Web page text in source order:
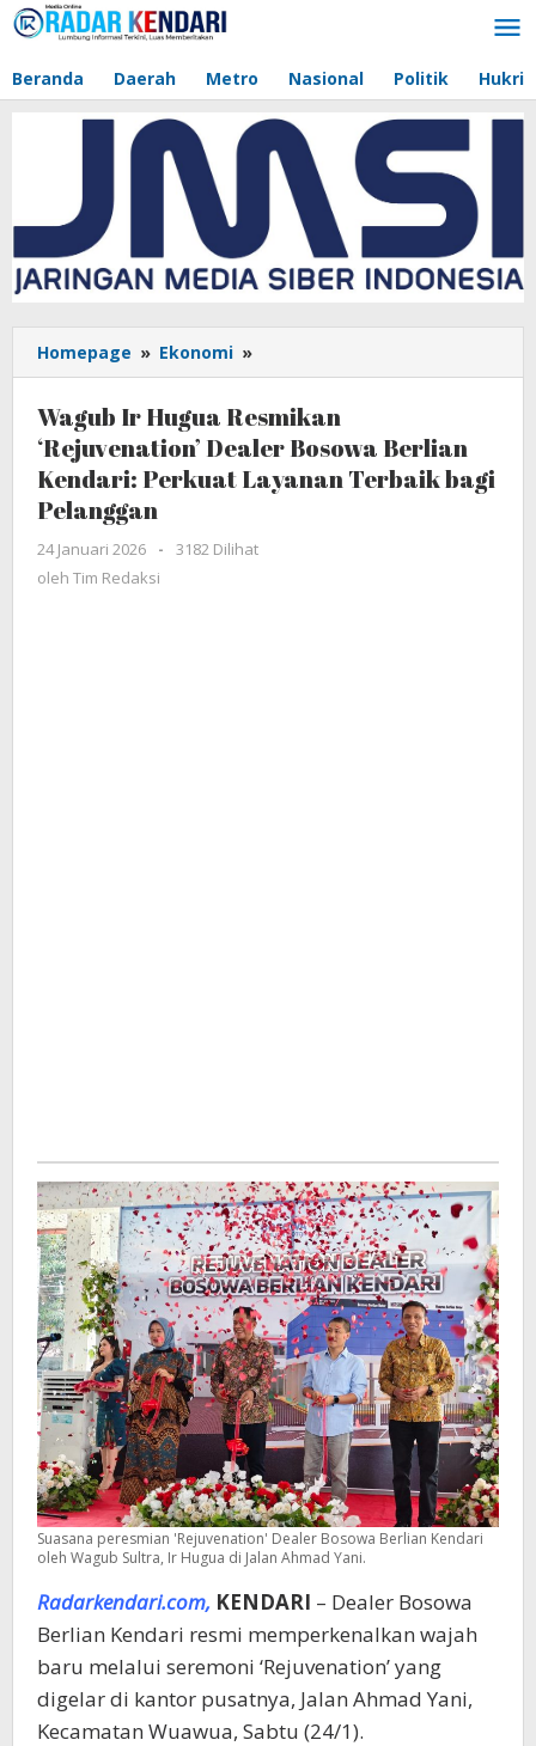
Lewati
ke
Beranda Daerah Metro Nasional Politik
Homepage » Ekonomi »
Ir
Resmikan
'Rejuvenation'
Dealer
Kendari:
Wagub Ir Hugua Resmikan
‘Rejuvenation’ Dealer Bosowa Berlian
Kendari: Perkuat Layanan Terbaik bagi
Pelanggan
24 Januari 2026
oleh
Tim
-
3182 Dilihat
oleh Tim Redaksi
Suasana peresmian 'Rejuvenation' Dealer Bosowa Berlian Kendari
oleh Wagub Sultra, Ir Hugua di Jalan Ahmad Yani.
Radarkendari.com, KENDARI – Dealer Bosowa
Berlian Kendari resmi memperkenalkan wajah
baru melalui seremoni ‘Rejuvenation’ yang
digelar di kantor pusatnya, Jalan Ahmad Yani,
Kecamatan Wuawua, Sabtu (24/1).